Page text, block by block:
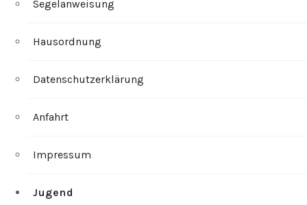
Segelanweisung
Hausordnung
Datenschutzerklärung
Anfahrt
Impressum
Jugend